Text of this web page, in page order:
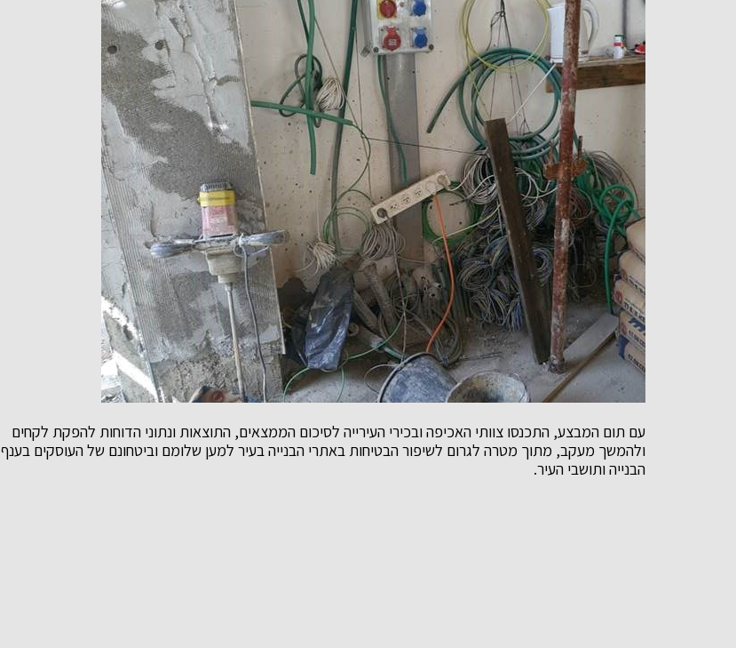
עם תום המבצע, התכנסו צוותי האכיפה ובכירי העירייה לסיכום הממצאים, התוצאות ונתוני הדוחות להפקת לקחים
ולהמשך מעקב, מתוך מטרה לגרום לשיפור הבטיחות באתרי הבנייה בעיר למען שלומם וביטחונם של העוסקים בענף
הבנייה ותושבי העיר.